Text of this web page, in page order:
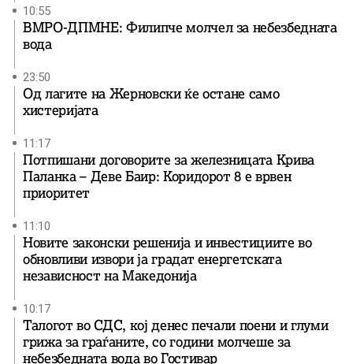
10:55
ВМРО-ДПМНЕ: Филипче молчел за небезбедната
вода
23:50
Од лагите на Жерновски ќе остане само
хистеријата
11:17
Потпишани договорите за железницата Крива
Паланка – Деве Баир: Коридорот 8 е врвен
приоритет
11:10
Новите законски решенија и инвестициите во
обновливи извори ја градат енергетската
независност на Македонија
10:17
Талогот во СДС, кој денес печали поени и глуми
грижа за граѓаните, со години молчеше за
небезбедната вода во Гостивар